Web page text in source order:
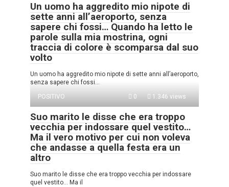
Un uomo ha aggredito mio nipote di
sette anni all’aeroporto, senza
sapere chi fossi… Quando ha letto le
parole sulla mia mostrina, ogni
traccia di colore è scomparsa dal suo
volto
Un uomo ha aggredito mio nipote di sette anni all’aeroporto,
senza sapere chi fossi…
POSITIVO
0 1.346 views
Suo marito le disse che era troppo
vecchia per indossare quel vestito…
Ma il vero motivo per cui non voleva
che andasse a quella festa era un
altro
Suo marito le disse che era troppo vecchia per indossare
quel vestito… Ma il